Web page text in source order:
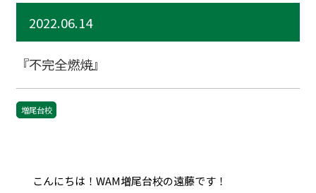
2022.06.14
『不完全燃焼』
増尾台校
こんにちは！WAM増尾台校の遠藤です！